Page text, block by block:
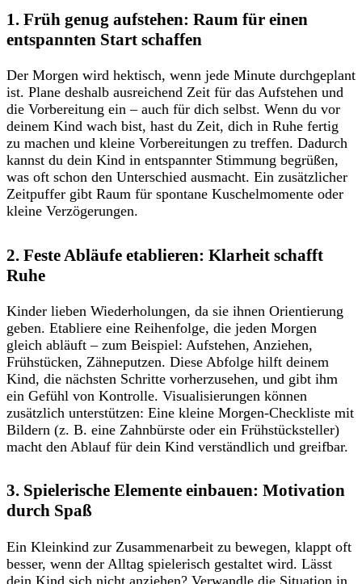
1. Früh genug aufstehen: Raum für einen
entspannten Start schaffen
Der Morgen wird hektisch, wenn jede Minute durchgeplant
ist. Plane deshalb ausreichend Zeit für das Aufstehen und
die Vorbereitung ein – auch für dich selbst. Wenn du vor
deinem Kind wach bist, hast du Zeit, dich in Ruhe fertig
zu machen und kleine Vorbereitungen zu treffen. Dadurch
kannst du dein Kind in entspannter Stimmung begrüßen,
was oft schon den Unterschied ausmacht. Ein zusätzlicher
Zeitpuffer gibt Raum für spontane Kuschelmomente oder
kleine Verzögerungen.
2. Feste Abläufe etablieren: Klarheit schafft
Ruhe
Kinder lieben Wiederholungen, da sie ihnen Orientierung
geben. Etabliere eine Reihenfolge, die jeden Morgen
gleich abläuft – zum Beispiel: Aufstehen, Anziehen,
Frühstücken, Zähneputzen. Diese Abfolge hilft deinem
Kind, die nächsten Schritte vorherzusehen, und gibt ihm
ein Gefühl von Kontrolle. Visualisierungen können
zusätzlich unterstützen: Eine kleine Morgen-Checkliste mit
Bildern (z. B. eine Zahnbürste oder ein Frühstücksteller)
macht den Ablauf für dein Kind verständlich und greifbar.
3. Spielerische Elemente einbauen: Motivation
durch Spaß
Ein Kleinkind zur Zusammenarbeit zu bewegen, klappt oft
besser, wenn der Alltag spielerisch gestaltet wird. Lässt
dein Kind sich nicht anziehen? Verwandle die Situation in